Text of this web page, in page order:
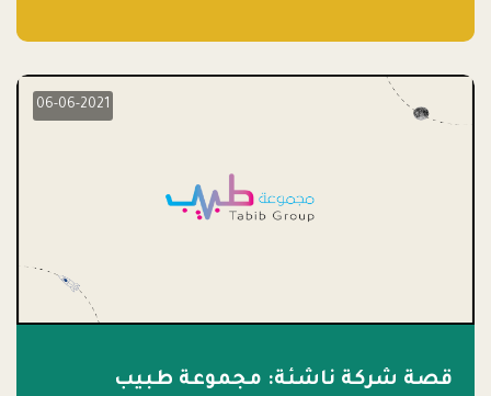
06-06-2021
قصة شركة ناشئة: مجموعة طبيب